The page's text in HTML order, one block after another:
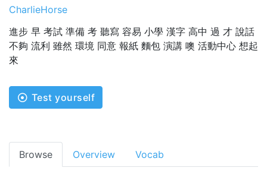
CharlieHorse
進步 早 考試 準備 考 聽寫 容易 小學 漢字 高中 過 才 說話
不夠 流利 雖然 環境 同意 報紙 麵包 演講 噢 活動中心 想起
來
Test yourself
Browse Overview Vocab